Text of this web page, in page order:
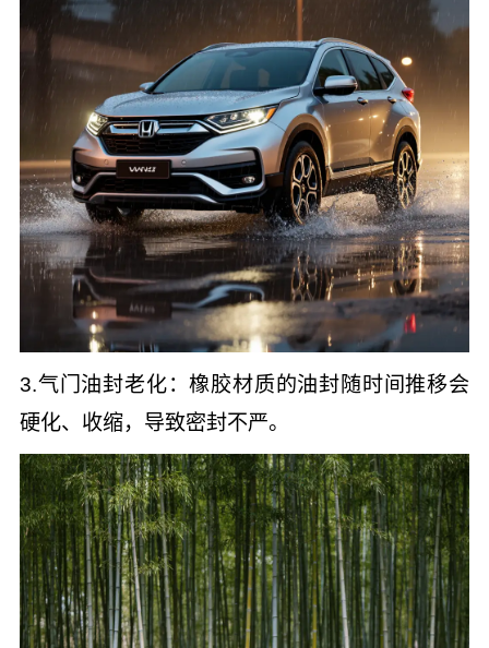
3.气门油封老化：橡胶材质的油封随时间推移会
硬化、收缩，导致密封不严。